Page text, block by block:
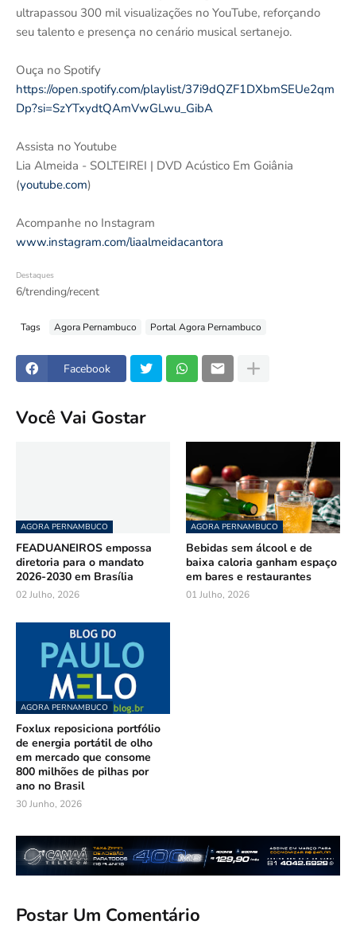
ultrapassou 300 mil visualizações no YouTube, reforçando
seu talento e presença no cenário musical sertanejo.
Ouça no Spotify
https://open.spotify.com/playlist/37i9dQZF1DXbmSEUe2qm
Dp?si=SzYTxydtQAmVwGLwu_GibA
Assista no Youtube
Lia Almeida - SOLTEIREI | DVD Acústico Em Goiânia
(youtube.com)
Acompanhe no Instagram
www.instagram.com/liaalmeidacantora
Destaques
6/trending/recent
Tags Agora Pernambuco Portal Agora Pernambuco
Facebook
Você Vai Gostar
AGORA PERNAMBUCO
FEADUANEIROS empossa
diretoria para o mandato
2026-2030 em Brasília
02 Julho, 2026
AGORA PERNAMBUCO
Bebidas sem álcool e de
baixa caloria ganham espaço
em bares e restaurantes
01 Julho, 2026
AGORA PERNAMBUCO
Foxlux reposiciona portfólio
de energia portátil de olho
em mercado que consome
800 milhões de pilhas por
ano no Brasil
30 Junho, 2026
Postar Um Comentário